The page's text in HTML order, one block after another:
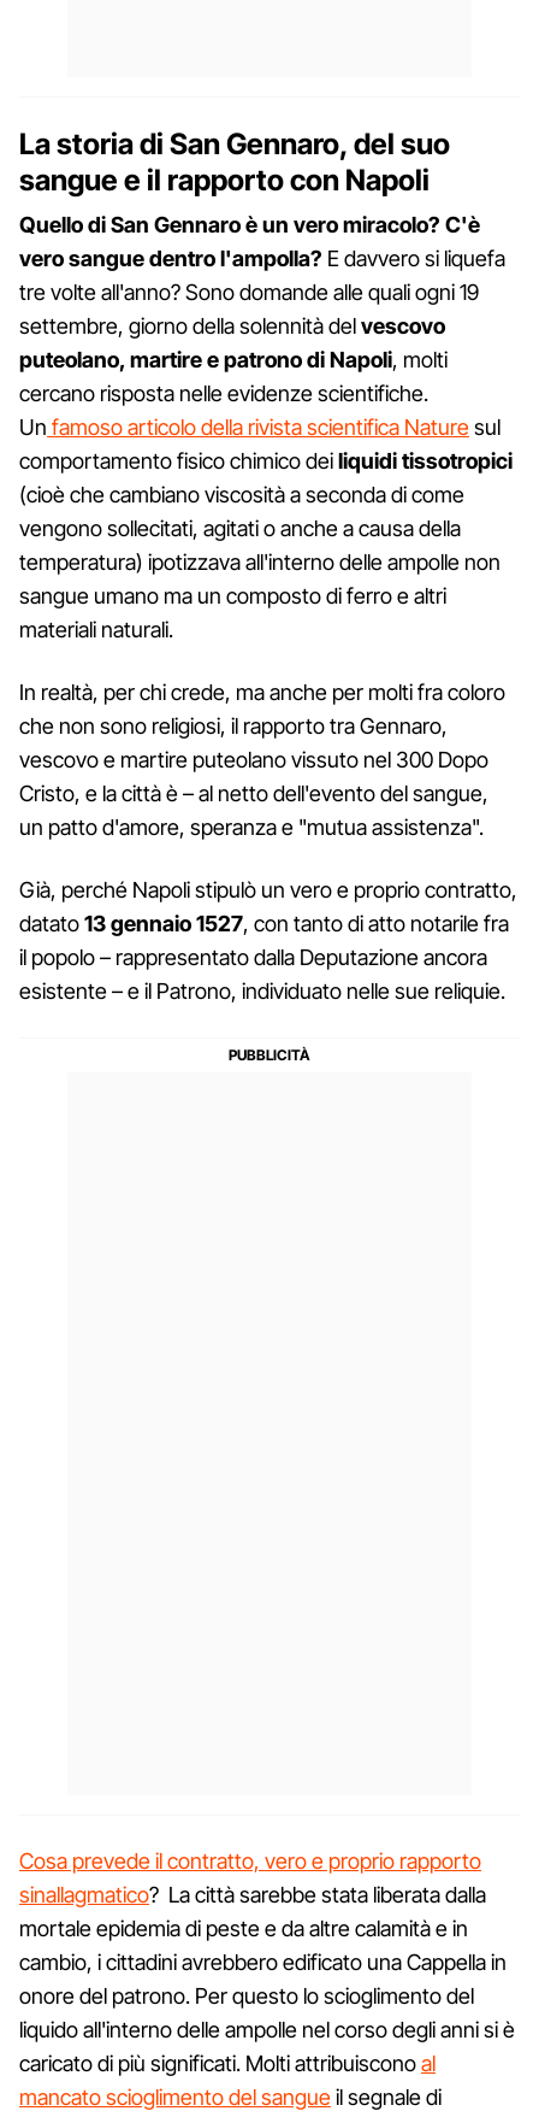
La storia di San Gennaro, del suo
sangue e il rapporto con Napoli
Quello di San Gennaro è un vero miracolo? C'è
vero sangue dentro l'ampolla? E davvero si liquefa
tre volte all'anno? Sono domande alle quali ogni 19
settembre, giorno della solennità delvescovo
puteolano, martire e patrono di Napoli, molti
cercano risposta nelle evidenze scientifiche.
Un famoso articolo della rivista scientifica Naturesul
comportamento fisico chimico deiliquidi tissotropici
(cioè che cambiano viscosità a seconda di come
vengono sollecitati, agitati o anche a causa della
temperatura) ipotizzava all'interno delle ampolle non
sangue umano ma un composto di ferro e altri
materiali naturali.
In realtà, per chi crede, ma anche per molti fra coloro
che non sono religiosi, il rapporto tra Gennaro,
vescovo e martire puteolano vissuto nel 300 Dopo
Cristo, e la città è – al netto dell'evento del sangue,
un patto d'amore, speranza e "mutua assistenza".
Già, perché Napoli stipulò un vero e proprio contratto,
datato13 gennaio 1527, con tanto di atto notarile fra
il popolo – rappresentato dalla Deputazione ancora
esistente – e il Patrono, individuato nelle sue reliquie.
Cosa prevede il contratto, vero e proprio rapporto
sinallagmatico? La città sarebbe stata liberata dalla
mortale epidemia di peste e da altre calamità e in
cambio, i cittadini avrebbero edificato una Cappella in
onore del patrono. Per questo lo scioglimento del
liquido all'interno delle ampolle nel corso degli anni si è
caricato di più significati. Molti attribuisconoal
mancato scioglimento del sangueil segnale di